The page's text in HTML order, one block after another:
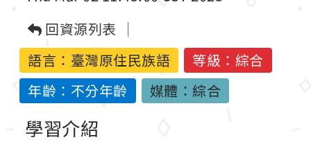
回資源列表
語言： 臺灣原住民族語
等級：綜合
年齡：不分年齡
媒體：綜合
學習介紹